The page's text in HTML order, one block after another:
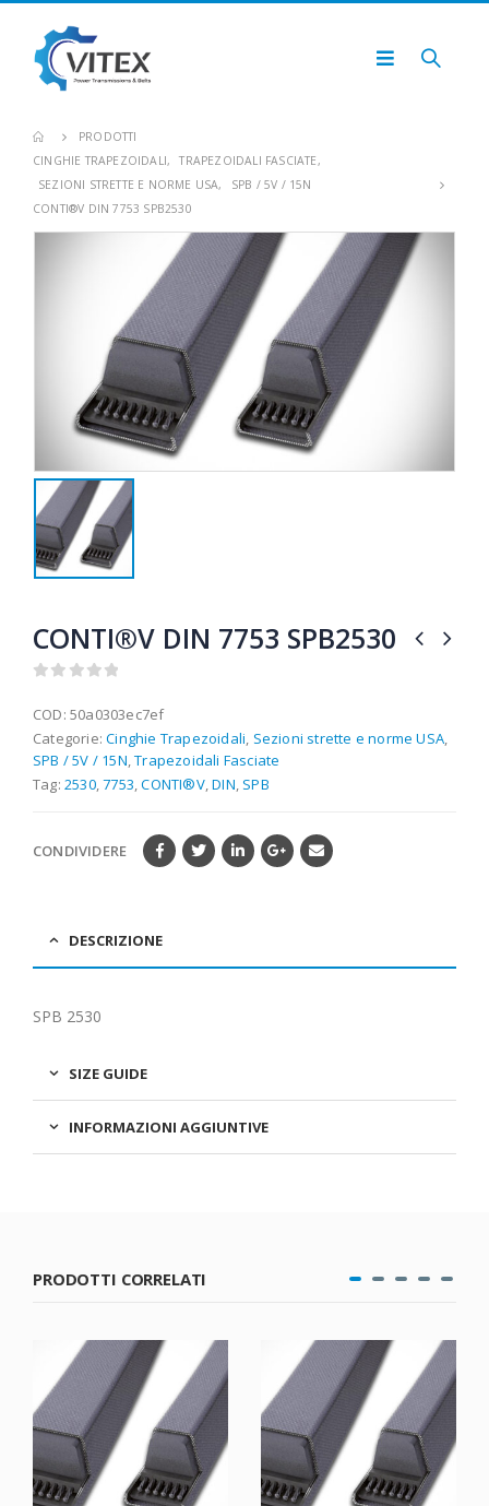
PRODOTTI
CINGHIE TRAPEZOIDALI, TRAPEZOIDALI FASCIATE,
SEZIONI STRETTE E NORME USA,
SPB / 5V / 15N
CONTI®V DIN 7753 SPB2530
CONTI®V DIN 7753 SPB2530
COD: 50a0303ec7ef
Categorie:Cinghie Trapezoidali Sezioni strette e norme USA
SPB / 5V / 15N ,Trapezoidali Fasciate
Tag: 2530,7753 ,CONTI®V,DIN SPB
CONDIVIDERE
DESCRIZIONE
SPB 2530
SIZE GUIDE
INFORMAZIONI AGGIUNTIVE
PRODOTTI CORRELATI